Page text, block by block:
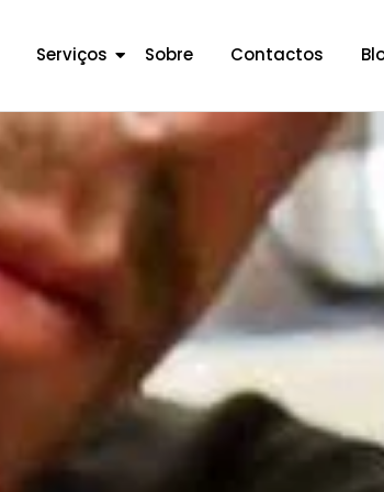
Serviços Sobre Contactos